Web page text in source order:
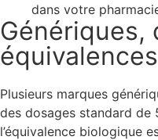
dans votre
Génériques,
équivalences
Plusieurs marques
des dosages standard de
l’équivalence biologique